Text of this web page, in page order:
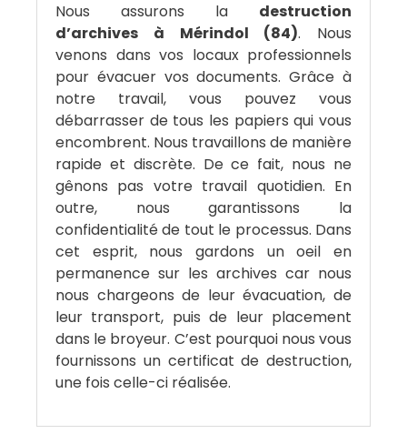
Nous assurons la destruction
d’archives à Mérindol (84). Nous
venons dans vos locaux professionnels
pour évacuer vos documents. Grâce à
notre travail, vous pouvez vous
débarrasser de tous les papiers qui vous
encombrent. Nous travaillons de manière
rapide et discrète. De ce fait, nous ne
gênons pas votre travail quotidien. En
outre, nous garantissons la
confidentialité de tout le processus. Dans
cet esprit, nous gardons un oeil en
permanence sur les archives car nous
nous chargeons de leur évacuation, de
leur transport, puis de leur placement
dans le broyeur. C’est pourquoi nous vous
fournissons un certificat de destruction,
une fois celle-ci réalisée.